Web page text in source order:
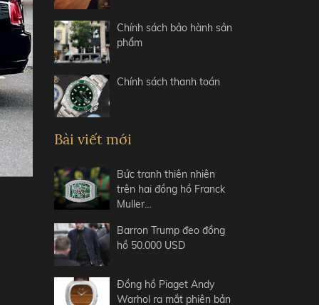
Chính sách bảo hành sản
phẩm
Chính sách thanh toán
Bài viết mới
Bức tranh thiên nhiên
trên hai đồng hồ Franck
Muller…
Barron Trump đeo đồng
hồ 50.000 USD
Đồng hồ Piaget Andy
Warhol ra mắt phiên bản